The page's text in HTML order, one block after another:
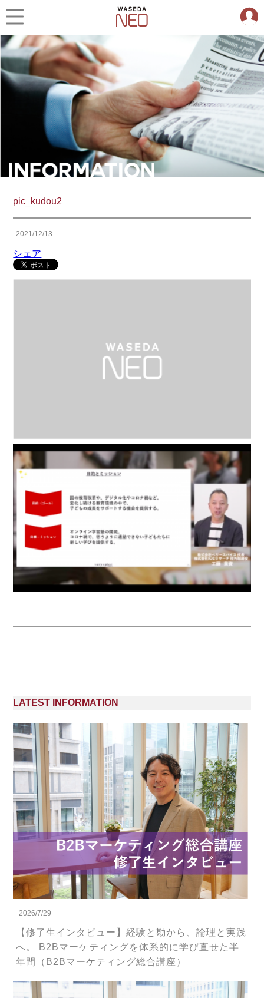
pic_kudou2
2021/12/13
シェア
LATEST INFORMATION
2026/7/29
【修了生インタビュー】経験と勘から、論理と実践
へ。 B2Bマーケティングを体系的に学び直せた半
年間（B2Bマーケティング総合講座）